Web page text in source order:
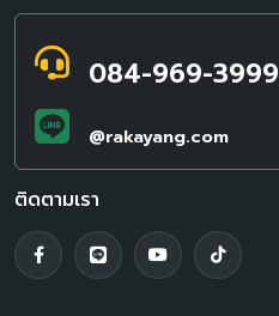
084-969-3999
@rakayang.com
ติดตามเรา